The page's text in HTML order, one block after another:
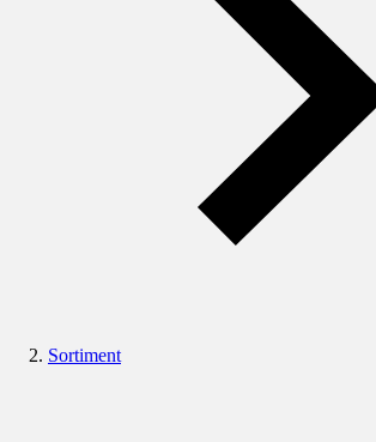
Sortiment